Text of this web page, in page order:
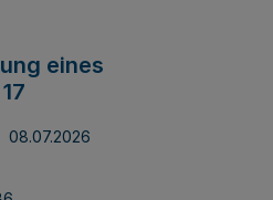
eines
08.07.2026